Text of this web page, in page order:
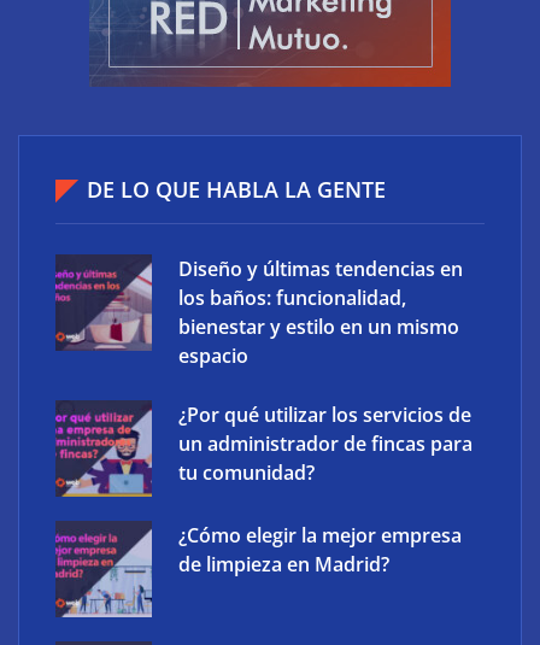
Ucademy lanza la marca Polaris para adaptar la
preparación de oposiciones al perfil del estudiante
Atos consigue la exclusiva certificación en
DE LO QUE HABLA LA GENTE
Diseño y últimas tendencias en
los baños: funcionalidad,
bienestar y estilo en un mismo
espacio
¿Por qué utilizar los servicios de
un administrador de fincas para
tu comunidad?
¿Cómo elegir la mejor empresa
de limpieza en Madrid?